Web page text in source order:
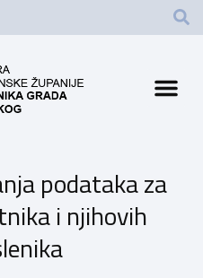
podataka za
i njihovih